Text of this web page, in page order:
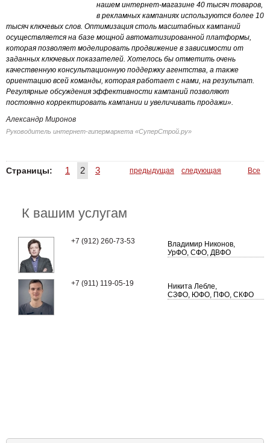
нашем интернет-магазине 40 тысяч товаров,
в рекламных кампаниях используются более 10
тысяч ключевых слов. Оптимизация столь масштабных кампаний
осуществляется на базе мощной автоматизированной платформы,
которая позволяет моделировать продвижение в зависимости от
заданных ключевых показателей. Хотелось бы отметить очень
качественную консультационную поддержку агентства, а также
ориентацию всей команды, которая работает с нами, на результат.
Регулярные обсуждения эффективности кампаний позволяют
постоянно корректировать кампании и увеличивать продажи».
Александр Миронов
Руководитель интернет-гипермаркета «СуперСтрой.ру»
Страницы: 1 2 3 Все
следующая
предыдущая
К вашим услугам
Владимир Никонов,
УрФО, СФО, ДВФО
+7 (912) 260-73-53
Никита Лебле,
СЗФО, ЮФО, ПФО, СКФО
+7 (911) 119-05-19